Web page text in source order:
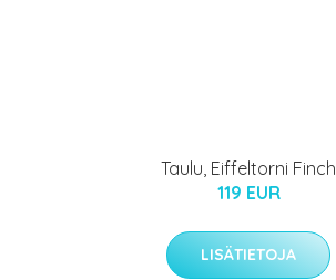
Taulu, Eiffeltorni Finch
119 EUR
LISÄTIETOJA